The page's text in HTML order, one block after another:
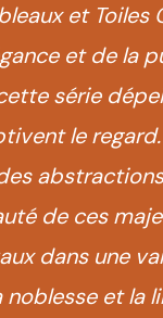
et Toiles
et de la
série
le
de ces
dans une
noblesse et la